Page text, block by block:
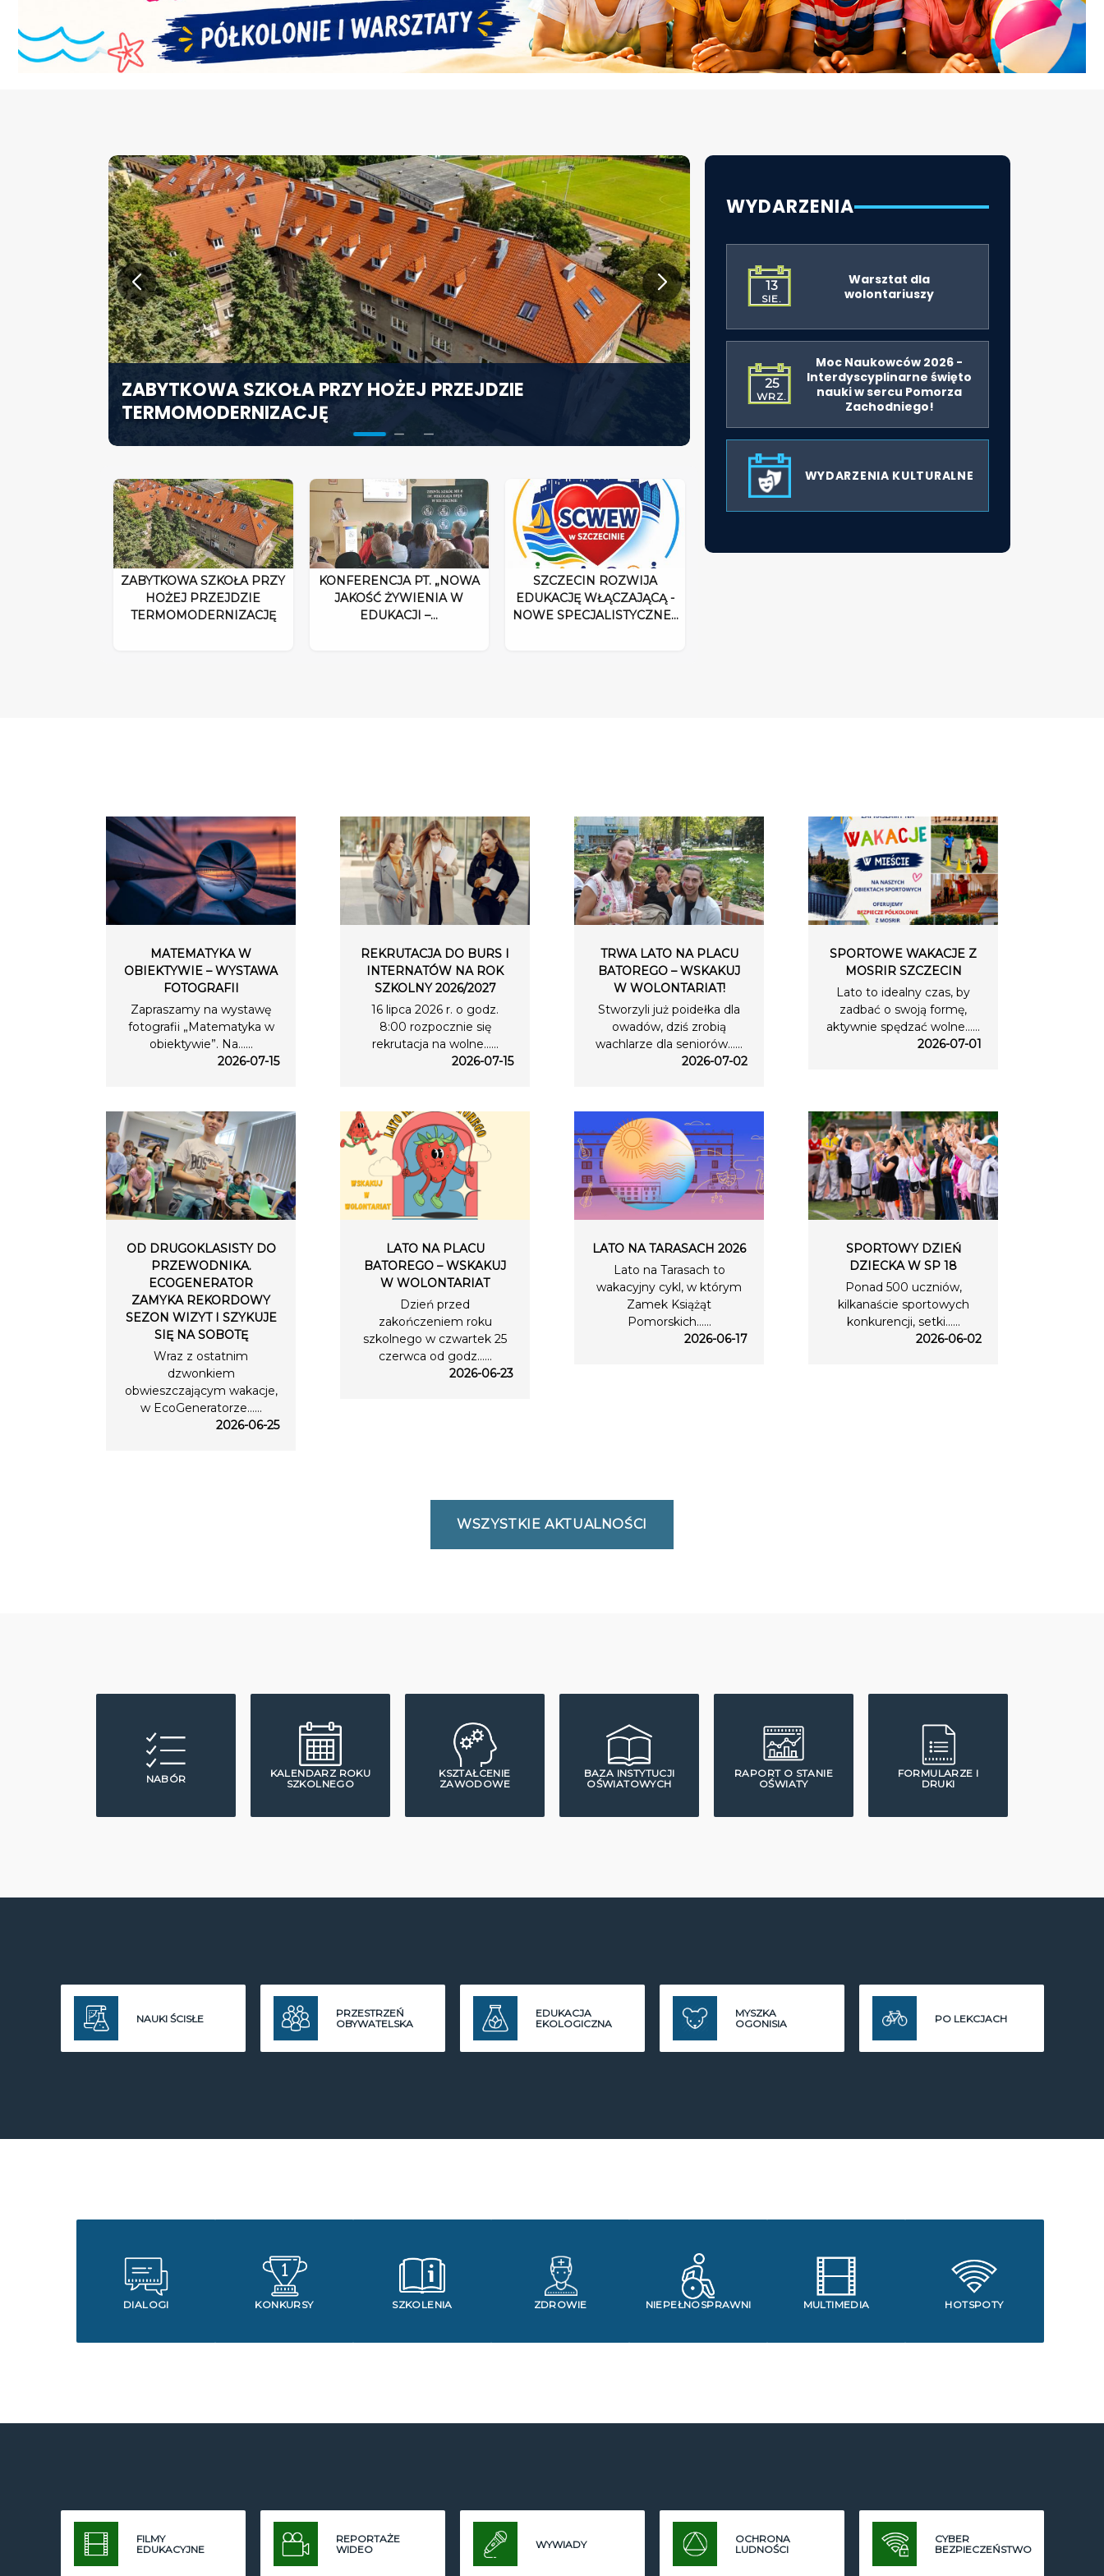
ZABYTKOWA SZKOŁA PRZY HOŻEJ PRZEJDZIE
TERMOMODERNIZACJĘ
KONFERENCJA PT. „NOWA JAKOŚĆ ŻYWIENIA W EDUKACJI –
ODPOWIEDZIALNOŚĆ DYREKTORA W ŚWIETLE
ROZPORZĄDZENIA 2026”
SZCZECIN ROZWIJA EDUKACJĘ WŁĄCZAJĄCĄ - NOWE
SPECJALISTYCZNE CENTRUM ROZPOCZYNA DZIAŁALNOŚĆ
ZABYTKOWA SZKOŁA PRZY
HOŻEJ PRZEJDZIE
TERMOMODERNIZACJĘ
KONFERENCJA PT. „NOWA
JAKOŚĆ ŻYWIENIA W
EDUKACJI –…
SZCZECIN ROZWIJA
EDUKACJĘ WŁĄCZAJĄCĄ -
NOWE SPECJALISTYCZNE…
WYDARZENIA
13
SIE.
Warsztat dla
wolontariuszy
25
WRZ.
Moc Naukowców 2026 -
Interdyscyplinarne święto
nauki w sercu Pomorza
Zachodniego!
WYDARZENIA KULTURALNE
MATEMATYKA W
OBIEKTYWIE – WYSTAWA
FOTOGRAFII
Zapraszamy na wystawę
fotografii „Matematyka w
obiektywie”. Na…...
2026-07-15
REKRUTACJA DO BURS I
INTERNATÓW NA ROK
SZKOLNY 2026/2027
16 lipca 2026 r. o godz.
8:00 rozpocznie się
rekrutacja na wolne…...
2026-07-15
TRWA LATO NA PLACU
BATOREGO – WSKAKUJ
W WOLONTARIAT!
Stworzyli już poidełka dla
owadów, dziś zrobią
wachlarze dla seniorów…...
2026-07-02
SPORTOWE WAKACJE Z
MOSRIR SZCZECIN
Lato to idealny czas, by
zadbać o swoją formę,
aktywnie spędzać wolne…...
2026-07-01
OD DRUGOKLASISTY DO
PRZEWODNIKA.
ECOGENERATOR
ZAMYKA REKORDOWY
SEZON WIZYT I SZYKUJE
SIĘ NA SOBOTĘ
Wraz z ostatnim
dzwonkiem
obwieszczającym wakacje,
w EcoGeneratorze…...
2026-06-25
LATO NA PLACU
BATOREGO – WSKAKUJ
W WOLONTARIAT
Dzień przed
zakończeniem roku
szkolnego w czwartek 25
czerwca od godz…...
2026-06-23
LATO NA TARASACH 2026
Lato na Tarasach to
wakacyjny cykl, w którym
Zamek Książąt
Pomorskich…...
2026-06-17
SPORTOWY DZIEŃ
DZIECKA W SP 18
Ponad 500 uczniów,
kilkanaście sportowych
konkurencji, setki…...
2026-06-02
WSZYSTKIE AKTUALNOŚCI
NABÓR
KALENDARZ ROKU
SZKOLNEGO
KSZTAŁCENIE
ZAWODOWE
BAZA INSTYTUCJI
OŚWIATOWYCH
RAPORT O STANIE
OŚWIATY
FORMULARZE I
DRUKI
NAUKI ŚCISŁE
PRZESTRZEŃ
OBYWATELSKA
EDUKACJA
EKOLOGICZNA
MYSZKA
OGONISIA
PO LEKCJACH
DIALOGI KONKURSY SZKOLENIA ZDROWIE NIEPEŁNOSPRAWNI MULTIMEDIA HOTSPOTY
FILMY
EDUKACYJNE
REPORTAŻE
WIDEO
WYWIADY
OCHRONA
LUDNOŚCI
CYBER
BEZPIECZEŃSTWO